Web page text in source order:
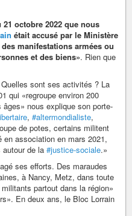
octobre 2022 que nous
était accusé par le Ministère
manifestations armées ou
et des biens». Rien que
sont ses activités ? La
qui «regroupe environ 200
nous explique son porte-
, #altermondialiste,
de potes, certains militent
en association en mars 2021,
de la #justice-sociale.»
ses efforts. Des maraudes
à Nancy, Metz, dans toute
partout dans la région»
En deux ans, le Bloc Lorrain